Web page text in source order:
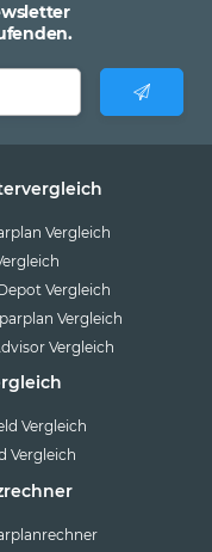
Vergleich
Vergleich
Vergleich
Vergleich
Vergleich
Vergleich